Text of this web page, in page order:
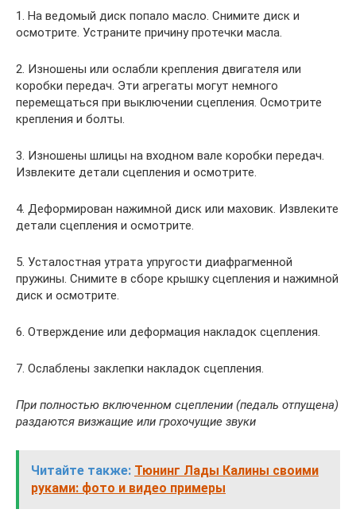
1. На ведомый диск попало масло. Снимите диск и
осмотрите. Устраните причину протечки масла.
2. Изношены или ослабли крепления двигателя или
коробки передач. Эти агрегаты могут немного
перемещаться при выключении сцепления. Осмотрите
крепления и болты.
3. Изношены шлицы на входном вале коробки передач.
Извлеките детали сцепления и осмотрите.
4. Деформирован нажимной диск или маховик. Извлеките
детали сцепления и осмотрите.
5. Усталостная утрата упругости диафрагменной
пружины. Снимите в сборе крышку сцепления и нажимной
диск и осмотрите.
6. Отверждение или деформация накладок сцепления.
7. Ослаблены заклепки накладок сцепления.
При полностью включенном сцеплении (педаль отпущена)
раздаются визжащие или грохочущие звуки
Читайте также: Тюнинг Лады Калины своими
руками: фото и видео примеры